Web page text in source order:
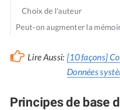
Choix de l'auteur
Peut-on augmenter la
Lire Aussi: [10 façons]
Données
Principes de base